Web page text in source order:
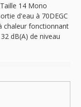
14 Mono
d'eau à 70DEGC
chaleur fonctionnant
dB(A) de niveau